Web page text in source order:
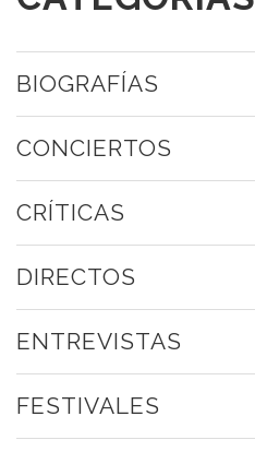
BIOGRAFÍAS
CONCIERTOS
CRÍTICAS
DIRECTOS
ENTREVISTAS
FESTIVALES